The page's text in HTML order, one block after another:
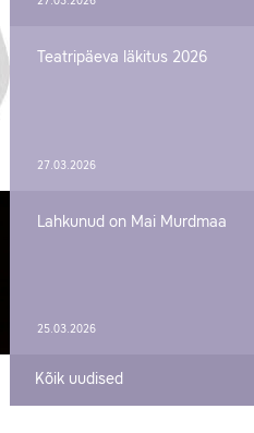
Teatripäeva läkitus 2026
27.03.2026
Lahkunud on Mai Murdmaa
25.03.2026
Kõik uudised